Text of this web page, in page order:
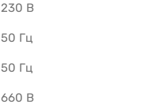
230 В
50 Гц
50 Гц
660 В